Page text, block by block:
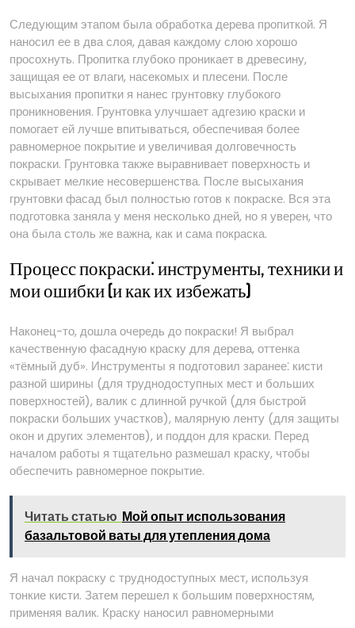
Следующим этапом была обработка дерева пропиткой. Я
наносил ее в два слоя, давая каждому слою хорошо
просохнуть. Пропитка глубоко проникает в древесину,
защищая ее от влаги, насекомых и плесени. После
высыхания пропитки я нанес грунтовку глубокого
проникновения. Грунтовка улучшает адгезию краски и
помогает ей лучше впитываться, обеспечивая более
равномерное покрытие и увеличивая долговечность
покраски. Грунтовка также выравнивает поверхность и
скрывает мелкие несовершенства. После высыхания
грунтовки фасад был полностью готов к покраске. Вся эта
подготовка заняла у меня несколько дней, но я уверен, что
она была столь же важна, как и сама покраска.
Процесс покраски⁚ инструменты, техники и
мои ошибки (и как их избежать)
Наконец-то, дошла очередь до покраски! Я выбрал
качественную фасадную краску для дерева, оттенка
«тёмный дуб». Инструменты я подготовил заранее⁚ кисти
разной ширины (для труднодоступных мест и больших
поверхностей), валик с длинной ручкой (для быстрой
покраски больших участков), малярную ленту (для защиты
окон и других элементов), и поддон для краски. Перед
началом работы я тщательно размешал краску, чтобы
обеспечить равномерное покрытие.
Читать статью Мой опыт использования
базальтовой ваты для утепления дома
Я начал покраску с труднодоступных мест, используя
тонкие кисти. Затем перешел к большим поверхностям,
применяя валик. Краску наносил равномерными